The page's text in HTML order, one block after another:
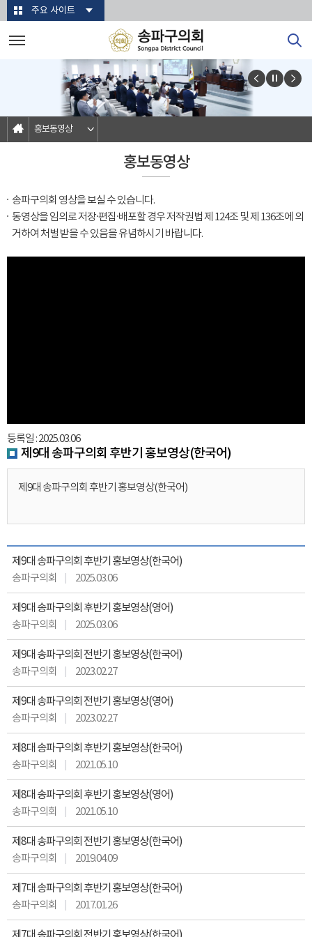
본문바로가기주요 사이트
홍보동영상
홍보동영상
송파구의회 영상을 보실 수 있습니다.
동영상을 임의로 저장·편집·배포할 경우 저작권법 제 124조 및 제 136조에 의
거하여 처벌 받을 수 있음을 유념하시기 바랍니다.
등록일 : 2025.03.06
제9대 송파구의회 후반기 홍보영상(한국어)
제9대 송파구의회 후반기 홍보영상(한국어)
제9대 송파구의회 후반기 홍보영상(한국어)
송파구의회
2025.03.06
제9대 송파구의회 후반기 홍보영상(영어)
송파구의회
2025.03.06
제9대 송파구의회 전반기 홍보영상(한국어)
송파구의회
2023.02.27
제9대 송파구의회 전반기 홍보영상(영어)
송파구의회
2023.02.27
제8대 송파구의회 후반기 홍보영상(한국어)
송파구의회
2021.05.10
제8대 송파구의회 후반기 홍보영상(영어)
송파구의회
2021.05.10
제8대 송파구의회 전반기 홍보영상(한국어)
송파구의회
2019.04.09
제7대 송파구의회 후반기 홍보영상(한국어)
송파구의회
2017.01.26